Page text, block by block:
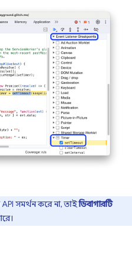
সমর্থন করে না, তাইডিবাগারটি